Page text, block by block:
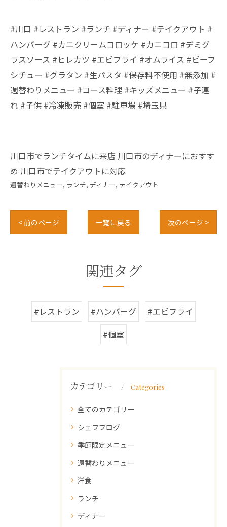
#川口 #レストラン #ランチ #ディナー #テイクアウト #
ハンバーグ #カニクリームコロッケ #カニコロ #デミグ
ラスソース #ヒレカツ #エビフライ #オムライス #ビーフ
シチュー #グラタン #生パスタ #保存料不使用 #無添加 #
週替わりメニュー #コース料理 #キッズメニュー #子連
れ #子供 #冷凍販売 #個室 #駐車場 #埼玉県
川口市でランチタイムに来店 川口市のディナーにおすす
め 川口市でテイクアウトに対応
週替わりメニュー ランチ ディナー テイクアウト
< 前のページ 一覧に戻る 次のページ >
関連タグ
#レストラン #ハンバーグ
#エビフライ
#個室
カテゴリー Categories
全てのカテゴリー
シェフブログ
季節限定メニュー
週替わりメニュー
洋食
ランチ
ディナー